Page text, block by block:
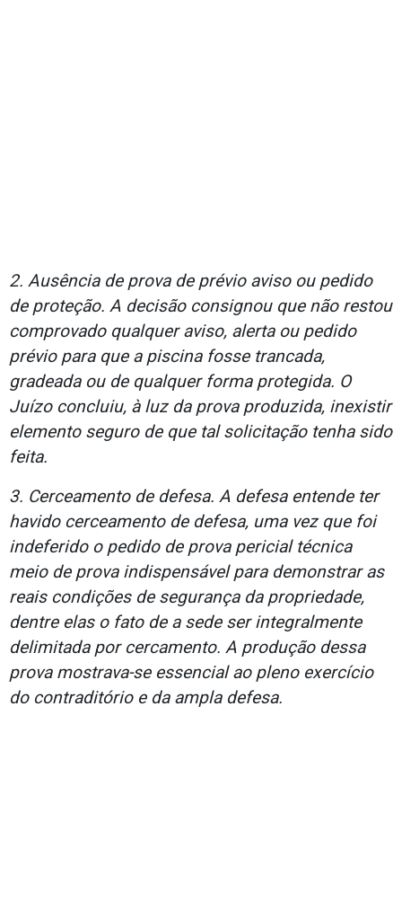
2. Ausência de prova de prévio aviso ou pedido
de proteção. A decisão consignou que não restou
comprovado qualquer aviso, alerta ou pedido
prévio para que a piscina fosse trancada,
gradeada ou de qualquer forma protegida. O
Juízo concluiu, à luz da prova produzida, inexistir
elemento seguro de que tal solicitação tenha sido
feita.
3. Cerceamento de defesa. A defesa entende ter
havido cerceamento de defesa, uma vez que foi
indeferido o pedido de prova pericial técnica
meio de prova indispensável para demonstrar as
reais condições de segurança da propriedade,
dentre elas o fato de a sede ser integralmente
delimitada por cercamento. A produção dessa
prova mostrava-se essencial ao pleno exercício
do contraditório e da ampla defesa.